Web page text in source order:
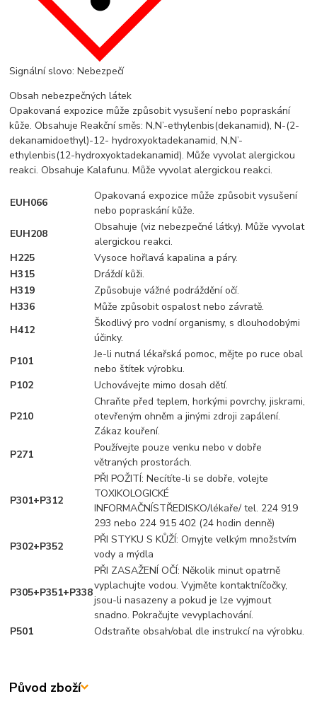
Signální slovo: Nebezpečí
Obsah nebezpečných látek
Opakovaná expozice může způsobit vysušení nebo popraskání
kůže. Obsahuje Reakční směs: N,N’-ethylenbis(dekanamid), N-(2-
dekanamidoethyl)-12- hydroxyoktadekanamid, N,N’-
ethylenbis(12-hydroxyoktadekanamid). Může vyvolat alergickou
reakci. Obsahuje Kalafunu. Může vyvolat alergickou reakci.
EUH066
Opakovaná expozice může způsobit vysušení
nebo popraskání kůže.
EUH208
Obsahuje (viz nebezpečné látky). Může vyvolat
alergickou reakci.
H225
Vysoce hořlavá kapalina a páry.
H315
Dráždí kůži.
H319
Způsobuje vážné podráždění očí.
H336
Může způsobit ospalost nebo závratě.
H412
Škodlivý pro vodní organismy, s dlouhodobými
účinky.
P101
Je-li nutná lékařská pomoc, mějte po ruce obal
nebo štítek výrobku.
P102
Uchovávejte mimo dosah dětí.
P210
Chraňte před teplem, horkými povrchy, jiskrami,
otevřeným ohněm a jinými zdroji zapálení.
Zákaz kouření.
P271
Používejte pouze venku nebo v dobře
větraných prostorách.
P301+P312
PŘI POŽITÍ: Necítíte-li se dobře, volejte
TOXIKOLOGICKÉ
INFORMAČNÍSTŘEDISKO/lékaře/ tel. 224 919
293 nebo 224 915 402 (24 hodin denně)
P302+P352
PŘI STYKU S KŮŽÍ: Omyjte velkým množstvím
vody a mýdla
P305+P351+P338
PŘI ZASAŽENÍ OČÍ: Několik minut opatrně
vyplachujte vodou. Vyjměte kontaktníčočky,
jsou-li nasazeny a pokud je lze vyjmout
snadno. Pokračujte vevyplachování.
P501
Odstraňte obsah/obal dle instrukcí na výrobku.
Původ zboží